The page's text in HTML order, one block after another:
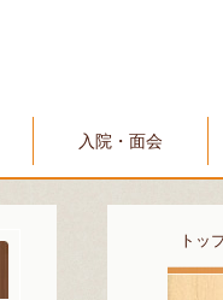
入院・面会
トッ